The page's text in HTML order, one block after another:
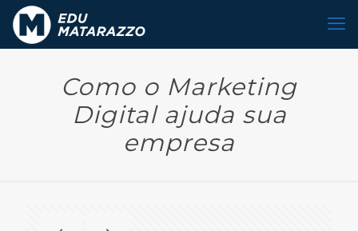
Como o Marketing
Digital ajuda sua
empresa